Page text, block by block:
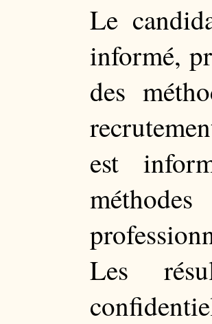
Le
informé,
des
est
Les